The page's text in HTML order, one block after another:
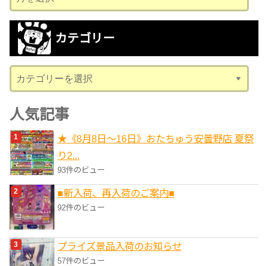
ー
カ
ブ
カテゴリー
テ
ゴ
リ
ー
人気記事
★《8月8日～16日》おたちゅう安曇野店 夏祭
り2...
93件のビュー
■新入荷、再入荷のご案内■
92件のビュー
プライズ景品入荷のお知らせ
57件のビュー